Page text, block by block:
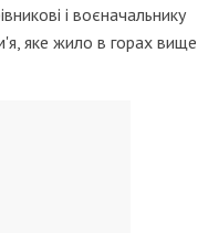
і воєначальнику
яке жило в горах вище